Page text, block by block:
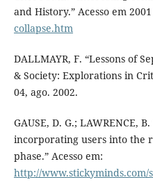
and History.” Acesso em 2001
collapse.htm
DALLMAYR, F. “Lessons of
& Society: Explorations in
04, ago. 2002.
GAUSE, D. G.; LAWRENCE,
incorporating users into the
phase.” Acesso em:
http://www.stickyminds.com/